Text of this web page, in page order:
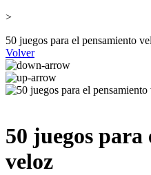
>
50 juegos para el pensamiento
Volver
50 juegos para
veloz